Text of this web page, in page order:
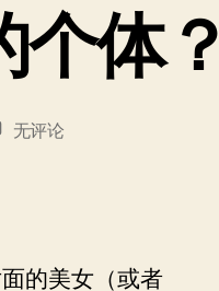
体？
我
独
无评论
的美女（或者